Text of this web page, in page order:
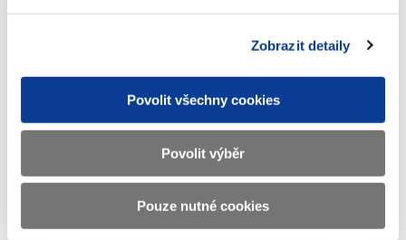
Zobrazit detaily
Povolit všechny cookies
Povolit výběr
Pouze nutné cookies
Zobrazeno102 × Doporučeno621 ×
Ministerstvo financí ČR